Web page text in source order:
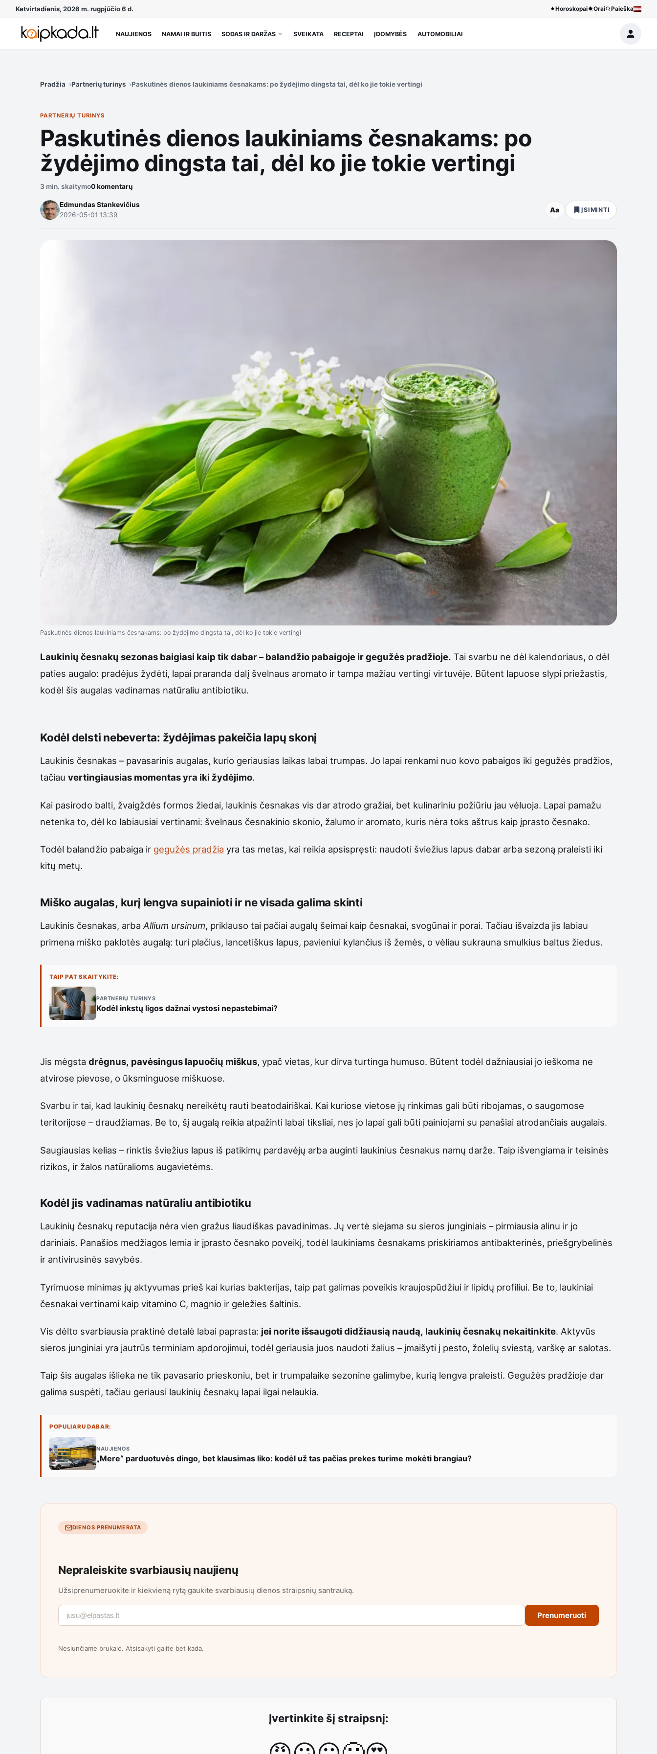
Ketvirtadienis, 2026 m. rugpjūčio 6 d. Horoskopai Orai Paieška
NAUJIENOS NAMAI IR BUITIS SODAS IR DARŽAS SVEIKATA RECEPTAI ĮDOMYBĖS AUTOMOBILIAI
Pradžia Partnerių turinys Paskutinės dienos laukiniams česnakams: po žydėjimo dingsta tai, dėl ko jie tokie vertingi
PARTNERIŲ TURINYS
Paskutinės dienos laukiniams česnakams: po
žydėjimo dingsta tai, dėl ko jie tokie vertingi
3 min. skaitymo0 komentarų
Edmundas Stankevičius
2026-05-01 13:39
Aa ĮSIMINTI
Paskutinės dienos laukiniams česnakams: po žydėjimo dingsta tai, dėl ko jie tokie vertingi
Laukinių česnakų sezonas baigiasi kaip tik dabar – balandžio pabaigoje ir gegužės pradžioje. Tai svarbu ne dėl kalendoriaus, o dėl
paties augalo: pradėjus žydėti, lapai praranda dalį švelnaus aromato ir tampa mažiau vertingi virtuvėje. Būtent lapuose slypi priežastis,
kodėl šis augalas vadinamas natūraliu antibiotiku.
Kodėl delsti nebeverta: žydėjimas pakeičia lapų skonį
Laukinis česnakas – pavasarinis augalas, kurio geriausias laikas labai trumpas. Jo lapai renkami nuo kovo pabaigos iki gegužės pradžios,
tačiau vertingiausias momentas yra iki žydėjimo.
Kai pasirodo balti, žvaigždės formos žiedai, laukinis česnakas vis dar atrodo gražiai, bet kulinariniu požiūriu jau vėluoja. Lapai pamažu
netenka to, dėl ko labiausiai vertinami: švelnaus česnakinio skonio, žalumo ir aromato, kuris nėra toks aštrus kaip įprasto česnako.
Todėl balandžio pabaiga ir gegužės pradžia yra tas metas, kai reikia apsispręsti: naudoti šviežius lapus dabar arba sezoną praleisti iki
kitų metų.
Miško augalas, kurį lengva supainioti ir ne visada galima skinti
Laukinis česnakas, arba Allium ursinum, priklauso tai pačiai augalų šeimai kaip česnakai, svogūnai ir porai. Tačiau išvaizda jis labiau
primena miško paklotės augalą: turi plačius, lancetiškus lapus, pavieniui kylančius iš žemės, o vėliau sukrauna smulkius baltus žiedus.
TAIP PAT SKAITYKITE:
PARTNERIŲ TURINYS
Kodėl inkstų ligos dažnai vystosi nepastebimai?
Jis mėgsta drėgnus, pavėsingus lapuočių miškus, ypač vietas, kur dirva turtinga humuso. Būtent todėl dažniausiai jo ieškoma ne
atvirose pievose, o ūksminguose miškuose.
Svarbu ir tai, kad laukinių česnakų nereikėtų rauti beatodairiškai. Kai kuriose vietose jų rinkimas gali būti ribojamas, o saugomose
teritorijose – draudžiamas. Be to, šį augalą reikia atpažinti labai tiksliai, nes jo lapai gali būti painiojami su panašiai atrodančiais augalais.
Saugiausias kelias – rinktis šviežius lapus iš patikimų pardavėjų arba auginti laukinius česnakus namų darže. Taip išvengiama ir teisinės
rizikos, ir žalos natūralioms augavietėms.
Kodėl jis vadinamas natūraliu antibiotiku
Laukinių česnakų reputacija nėra vien gražus liaudiškas pavadinimas. Jų vertė siejama su sieros junginiais – pirmiausia alinu ir jo
dariniais. Panašios medžiagos lemia ir įprasto česnako poveikį, todėl laukiniams česnakams priskiriamos antibakterinės, priešgrybelinės
ir antivirusinės savybės.
Tyrimuose minimas jų aktyvumas prieš kai kurias bakterijas, taip pat galimas poveikis kraujospūdžiui ir lipidų profiliui. Be to, laukiniai
česnakai vertinami kaip vitamino C, magnio ir geležies šaltinis.
Vis dėlto svarbiausia praktinė detalė labai paprasta: jei norite išsaugoti didžiausią naudą, laukinių česnakų nekaitinkite. Aktyvūs
sieros junginiai yra jautrūs terminiam apdorojimui, todėl geriausia juos naudoti žalius – įmaišyti į pesto, žolelių sviestą, varškę ar salotas.
Taip šis augalas išlieka ne tik pavasario prieskoniu, bet ir trumpalaike sezonine galimybe, kurią lengva praleisti. Gegužės pradžioje dar
galima suspėti, tačiau geriausi laukinių česnakų lapai ilgai nelaukia.
POPULIARU DABAR:
NAUJIENOS
„Mere“ parduotuvės dingo, bet klausimas liko: kodėl už tas pačias prekes turime mokėti brangiau?
DIENOS PRENUMERATA
Nepraleiskite svarbiausių naujienų
Užsiprenumeruokite ir kiekvieną rytą gaukite svarbiausių dienos straipsnių santrauką.
Prenumeruoti
Nesiunčiame brukalo. Atsisakyti galite bet kada.
Įvertinkite šį straipsnį: